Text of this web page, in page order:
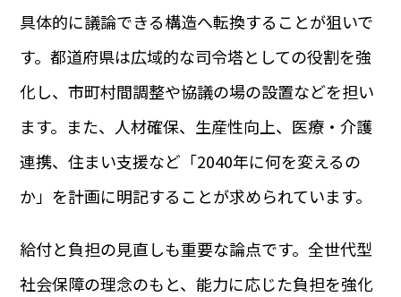
具体的に議論できる構造へ転換することが狙いで
す。都道府県は広域的な司令塔としての役割を強
化し、市町村間調整や協議の場の設置などを担い
ます。また、人材確保、生産性向上、医療・介護
連携、住まい支援など「2040年に何を変えるの
か」を計画に明記することが求められています。
給付と負担の見直しも重要な論点です。全世代型
社会保障の理念のもと、能力に応じた負担を強化